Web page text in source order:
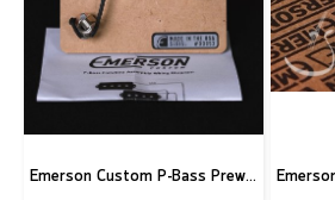
Emerson Custom P-Bass Prewired Kit